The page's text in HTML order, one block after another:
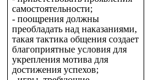
самостоятельности;
- поощрения должны
преобладать над наказаниями,
такая тактика общения создает
благоприятные условия для
укрепления мотива для
достижения успехов;